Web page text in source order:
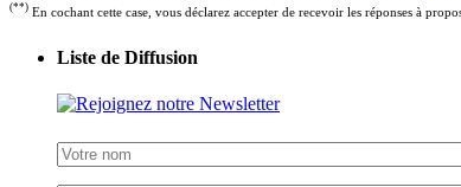
(**) En cochant cette case, vous déclarez accepter de recevoir les réponses à
Liste de Diffusion